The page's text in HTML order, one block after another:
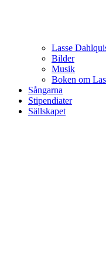
Lasse
Bilder
Musik
Boken om
Sångarna
Stipendiater
Sällskapet